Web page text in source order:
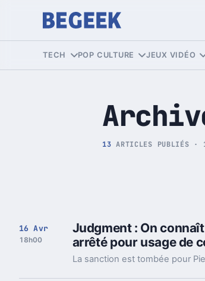
Tech et Pop
TECH POP CULTURE JEUX VIDÉO
13 ARTICLES PUBLIÉS
16 Avr
18h00
Judgment : On
arrêté pour usage de